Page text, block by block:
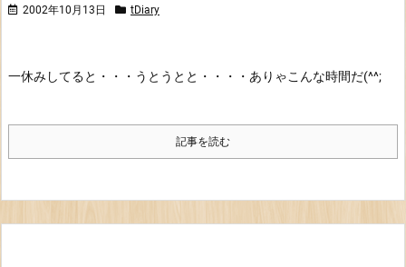
2002年10月13日 tDiary
一休みしてると・・・うとうとと・・・・ありゃこんな時間だ(^^;
記事を読む